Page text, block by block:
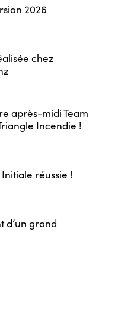
2026
chez
après-midi Team
Incendie !
réussie !
d’un grand